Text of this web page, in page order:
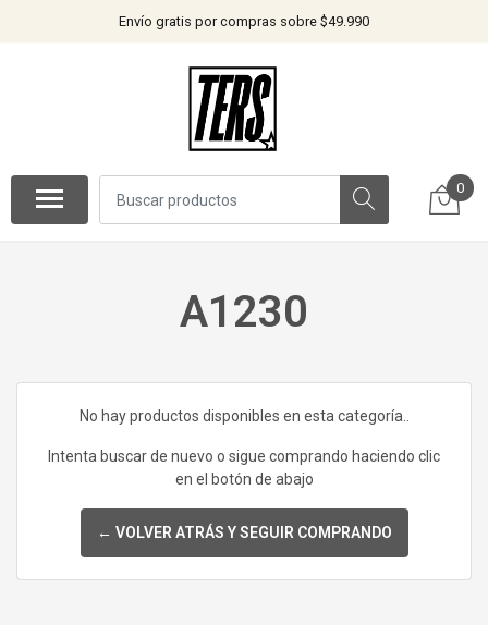
Envío gratis por compras sobre $49.990
0
A1230
No hay productos disponibles en esta categoría..
Intenta buscar de nuevo o sigue comprando haciendo clic
en el botón de abajo
← VOLVER ATRÁS Y SEGUIR COMPRANDO